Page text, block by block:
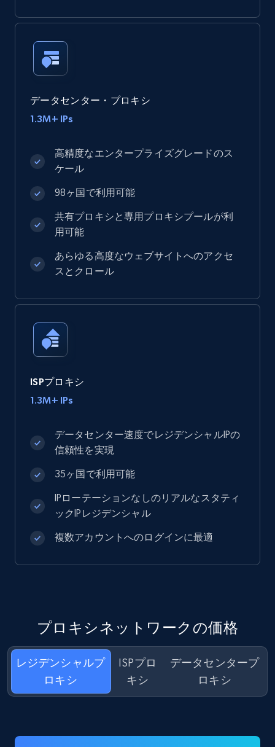
データセンター・プロキシ
1.3M+ IPs
高精度なエンタープライズグレードのス
ケール
98ヶ国で利用可能
共有プロキシと専用プロキシプールが利
用可能
あらゆる高度なウェブサイトへのアクセ
スとクロール
ISPプロキシ
1.3M+ IPs
データセンター速度でレジデンシャルIPの
信頼性を実現
35ヶ国で利用可能
IPローテーションなしのリアルなスタティ
ックIPレジデンシャル
複数アカウントへのログインに最適
プロキシネットワークの価格
レジデンシャルプ
ロキシ
ISPプロ
キシ
データセンタープ
ロキシ